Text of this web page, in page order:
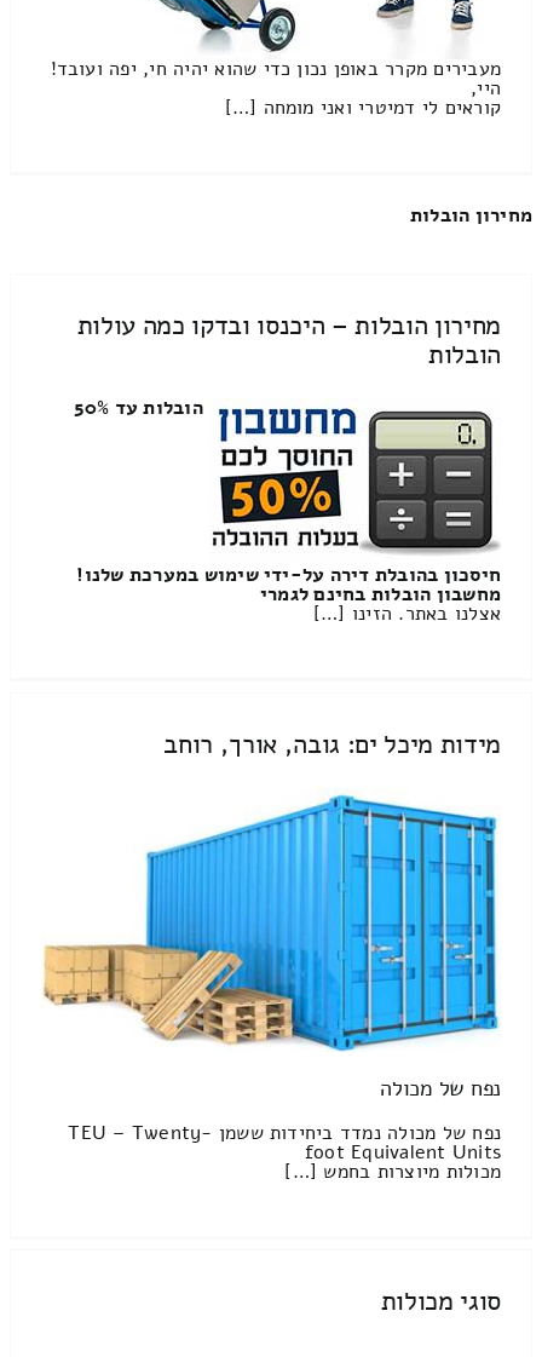
מעבירים מקרר באופן נכון כדי שהוא יהיה חי, יפה ועובד!
היי,
קוראים לי דמיטרי ואני מומחה […]
מחירון הובלות
מחירון הובלות – היכנסו ובדקו כמה עולות
הובלות
הובלות עד 50%
חיסכון בהובלת דירה על-ידי שימוש במערכת שלנו!
מחשבון הובלות בחינם לגמרי
אצלנו באתר. הזינו […]
מידות מיכל ים: גובה, אורך, רוחב
נפח של מכולה
נפח של מכולה נמדד ביחידות ששמן TEU – Twenty-
foot Equivalent Units
מכולות מיוצרות בחמש […]
סוגי מכולות